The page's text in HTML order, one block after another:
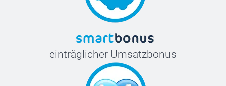
einträglicher Umsatzbonus